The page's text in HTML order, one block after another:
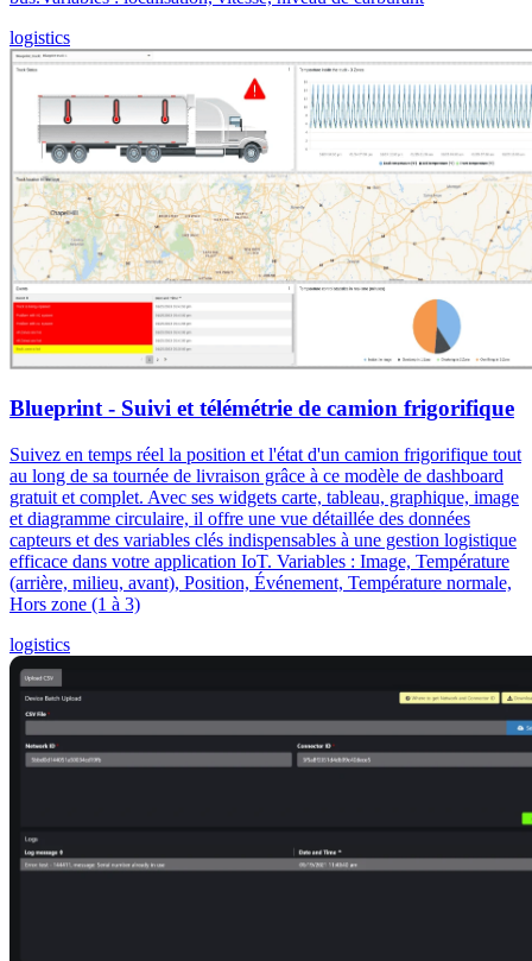
logistics
Blueprint - Suivi et télémétrie de camion frigorifique
Suivez en temps réel la position et l'état d'un camion frigorifique tout
au long de sa tournée de livraison grâce à ce modèle de dashboard
gratuit et complet. Avec ses widgets carte, tableau, graphique, image
et diagramme circulaire, il offre une vue détaillée des données
capteurs et des variables clés indispensables à une gestion logistique
efficace dans votre application IoT. Variables : Image, Température
(arrière, milieu, avant), Position, Événement, Température normale,
Hors zone (1 à 3)
logistics